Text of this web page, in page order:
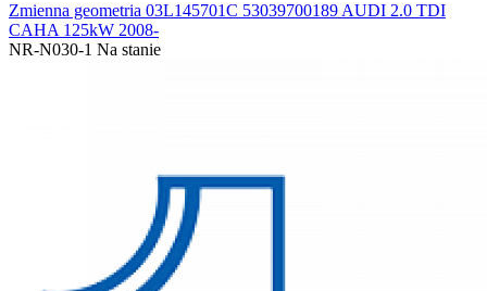
Zmienna geometria 03L145701C 53039700189 AUDI 2.0 TDI
CAHA 125kW 2008-
NR-N030-1 Na stanie